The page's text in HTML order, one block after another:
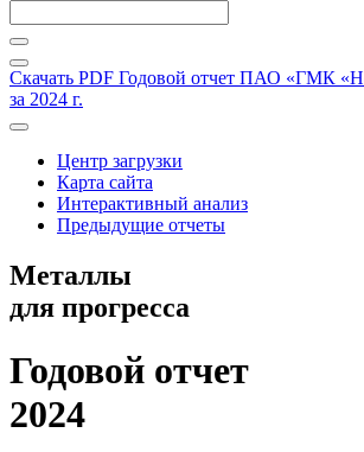
Скачать PDF Годовой отчет ПАО «ГМК
за 2024 г.
Центр загрузки
Карта сайта
Интерактивный анализ
Предыдущие отчеты
Металлы
для прогресса
Годовой отчет
2024